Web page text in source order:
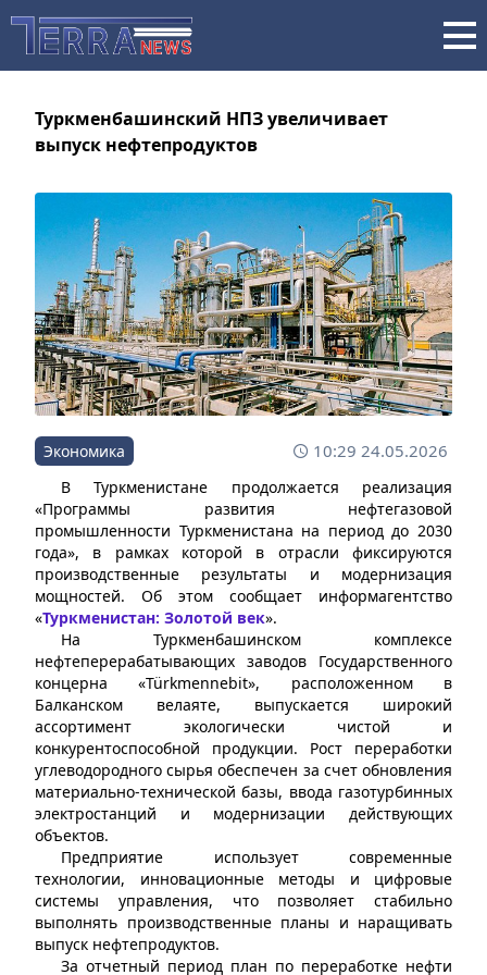
Туркменбашинский НПЗ увеличивает
выпуск нефтепродуктов
Экономика 10:29 24.05.2026
В Туркменистане продолжается реализация
«Программы развития нефтегазовой
промышленности Туркменистана на период до 2030
года», в рамках которой в отрасли фиксируются
производственные результаты и модернизация
мощностей. Об этом сообщает информагентство
«Туркменистан: Золотой век».
На Туркменбашинском комплексе
нефтеперерабатывающих заводов Государственного
концерна «Türkmennebit», расположенном в
Балканском велаяте, выпускается широкий
ассортимент экологически чистой и
конкурентоспособной продукции. Рост переработки
углеводородного сырья обеспечен за счет обновления
материально-технической базы, ввода газотурбинных
электростанций и модернизации действующих
объектов.
Предприятие использует современные
технологии, инновационные методы и цифровые
системы управления, что позволяет стабильно
выполнять производственные планы и наращивать
выпуск нефтепродуктов.
За отчетный период план по переработке нефти